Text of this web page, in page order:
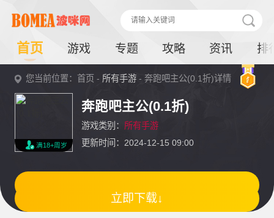
首页 游戏 专题 攻略 资讯 排
您当前位置：首页 - 所有手游 - 奔跑吧主公(0.1折)详情
满18+周岁
奔跑吧主公(0.1折)
游戏类别： 所有手游
更新时间：2024-12-15 09:00
立即下载↓